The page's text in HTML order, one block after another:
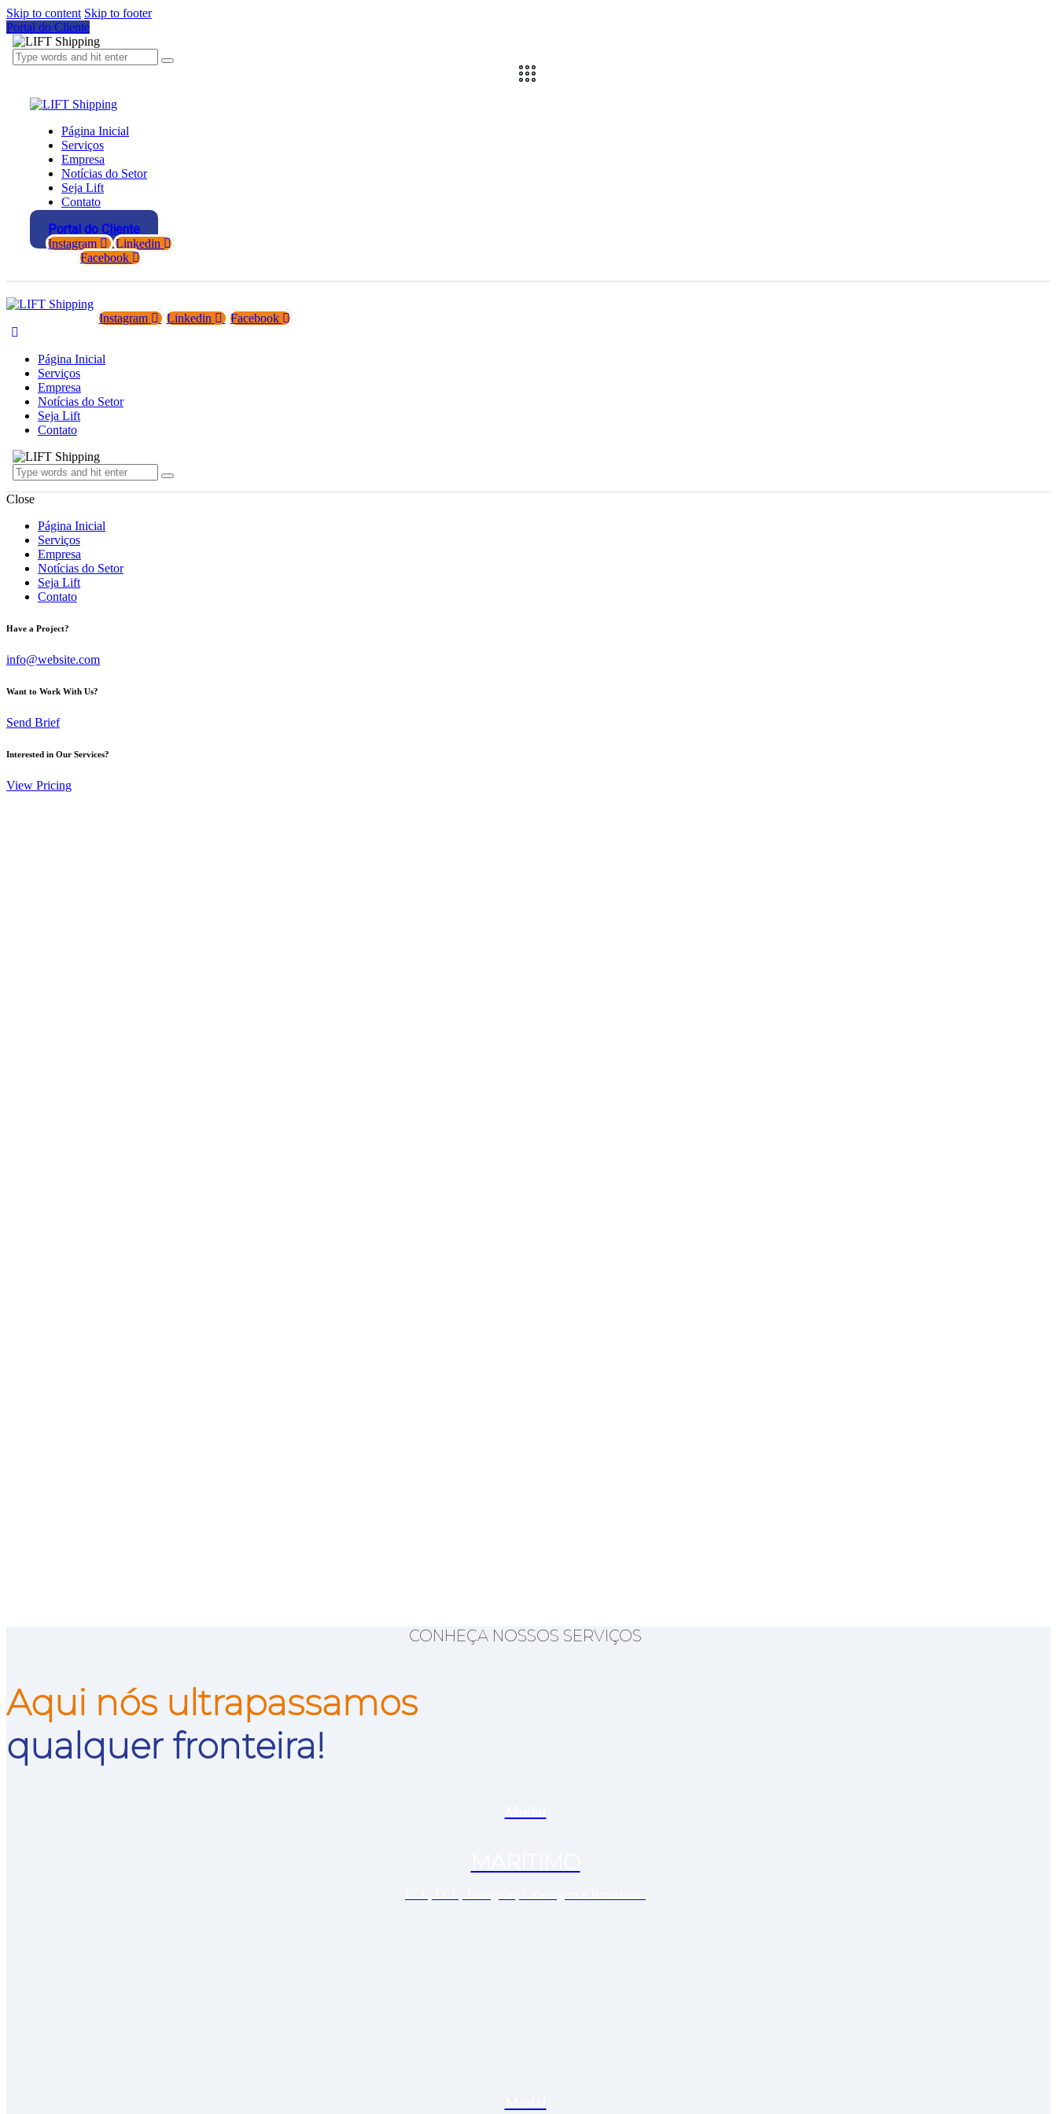
Skip to content Skip to footer
Portal do Cliente
Página Inicial
Serviços
Empresa
Notícias do Setor
Seja Lift
Contato
Portal do Cliente
Instagram
Linkedin
Facebook
Instagram Linkedin Facebook
Página Inicial
Serviços
Empresa
Notícias do Setor
Seja Lift
Contato
Close
Página Inicial
Serviços
Empresa
Notícias do Setor
Seja Lift
Contato
Have a Project?
info@website.com
Want to Work With Us?
Send Brief
Interested in Our Services?
View Pricing
CONHEÇA NOSSOS SERVIÇOS
Aqui nós ultrapassamos
qualquer fronteira!